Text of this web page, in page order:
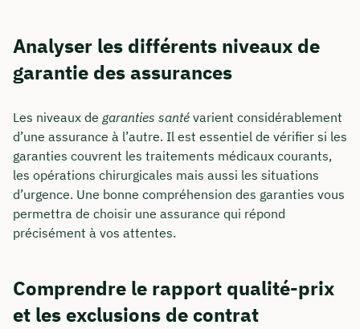
Analyser les différents niveaux de
garantie des assurances
Les niveaux de garanties santé varient considérablement
d’une assurance à l’autre. Il est essentiel de vérifier si les
garanties couvrent les traitements médicaux courants,
les opérations chirurgicales mais aussi les situations
d’urgence. Une bonne compréhension des garanties vous
permettra de choisir une assurance qui répond
précisément à vos attentes.
Comprendre le rapport qualité-prix
et les exclusions de contrat